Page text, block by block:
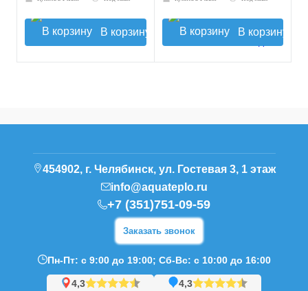
В корзину В корзину
454902, г. Челябинск, ул. Гостевая 3, 1 этаж
info@aquateplo.ru
+7 (351)751-09-59
Заказать звонок
Пн-Пт: с 9:00 до 19:00; Сб-Вс: с 10:00 до 16:00
4,3 4,3